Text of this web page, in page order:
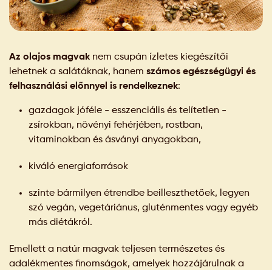
Az olajos magvak nem csupán ízletes kiegészítői
lehetnek a salátáknak, hanem számos egészségügyi és
felhasználási előnnyel is rendelkeznek:
gazdagok jóféle - esszenciális és telítetlen -
zsírokban, növényi fehérjében, rostban,
vitaminokban és ásványi anyagokban,
kiváló energiaforrások
szinte bármilyen étrendbe beilleszthetőek, legyen
szó vegán, vegetáriánus, gluténmentes vagy egyéb
más diétákról.
Emellett a natúr magvak teljesen természetes és
adalékmentes finomságok, amelyek hozzájárulnak a